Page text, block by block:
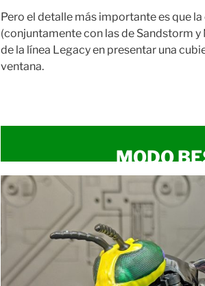
Pero el detalle más importante es que
(conjuntamente con las de Sandstorm
de la línea Legacy en presentar una
ventana.
MODO